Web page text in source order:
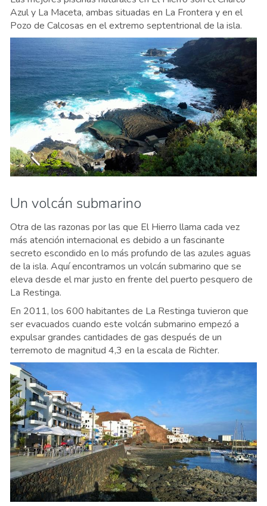
Azul y La Maceta, ambas situadas en La Frontera y en el
Pozo de Calcosas en el extremo septentrional de la isla.
Un volcán submarino
Otra de las razonas por las que El Hierro llama cada vez
más atención internacional es debido a un fascinante
secreto escondido en lo más profundo de las azules aguas
de la isla. Aquí encontramos un volcán submarino que se
eleva desde el mar justo en frente del puerto pesquero de
La Restinga.
En 2011, los 600 habitantes de La Restinga tuvieron que
ser evacuados cuando este volcán submarino empezó a
expulsar grandes cantidades de gas después de un
terremoto de magnitud 4,3 en la escala de Richter.